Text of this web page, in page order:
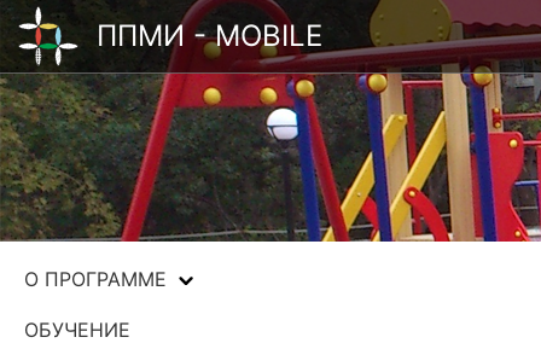
ППМИ - MOBILE
О ПРОГРАММЕ
ОБУЧЕНИЕ